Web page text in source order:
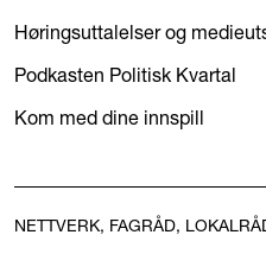
Høringsuttalelser og
Podkasten Politisk Kvartal
Kom med dine innspill
NETTVERK, FAGRÅD,